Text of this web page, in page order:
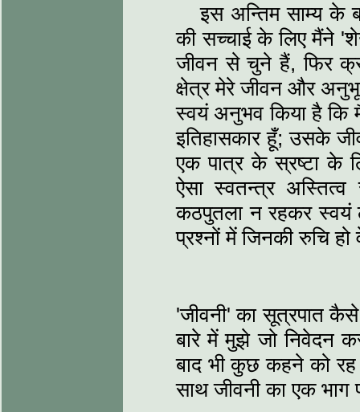
इस अन्तिम साम्य के
की सच्चाई के लिए मैंने
जीवन से चुने हैं, फिर
क्षेत्र मेरे जीवन और
स्वयं अनुभव किया है कि
इतिहासकार हूँ; उसके
एक पात्र के स्रष्टा के
ऐसा स्वतन्त्र
कठपुतला न रहकर स्वयं
प्रश्नों में जिनकी रुचि
'जीवनी' का सूत्रपात
बारे में मुझे जो निवेदन
बाद भी कुछ कहने को
साथ जीवनी का एक भाग